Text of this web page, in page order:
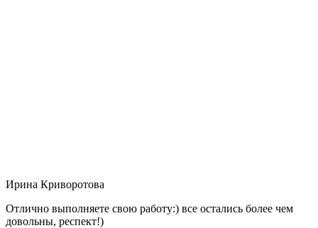
Ирина Криворотова
Отлично выполняете свою работу:) все остались более чем
довольны, респект!)